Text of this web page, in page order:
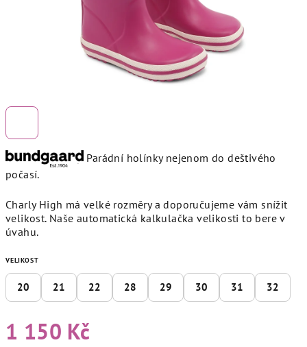
Parádní holínky nejenom do deštivého
počasí.
Charly High má velké rozměry a doporučujeme vám snížit
velikost. Naše automatická kalkulačka velikosti to bere v
úvahu.
VELIKOST
20 21 22 28 29 30 31 32
1 150 Kč